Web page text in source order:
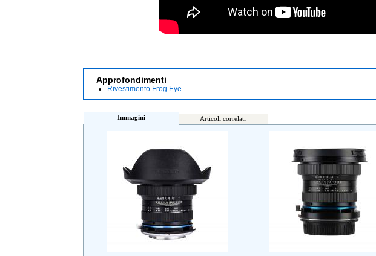
Approfondimenti
Rivestimento Frog Eye
Immagini Articoli correlati